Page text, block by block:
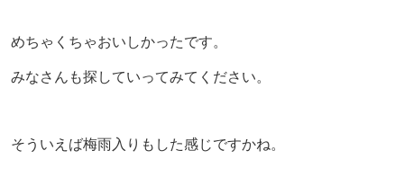
めちゃくちゃおいしかったです。
みなさんも探していってみてください。
そういえば梅雨入りもした感じですかね。